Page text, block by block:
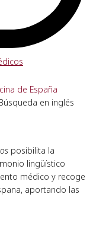
en inglés
posibilita la
lingüístico
médico y recoge
aportando las